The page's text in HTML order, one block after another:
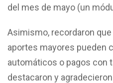
del mes de mayo (un
Asimismo, recordaron
aportes mayores pueden
automáticos o pagos con
destacaron y